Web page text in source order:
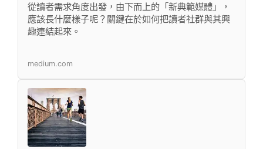
從讀者需求角度出發，由下而上的「新典範媒體」，
應該長什麼樣子呢？關鍵在於如何把讀者社群與其興
趣連結起來。
medium.com